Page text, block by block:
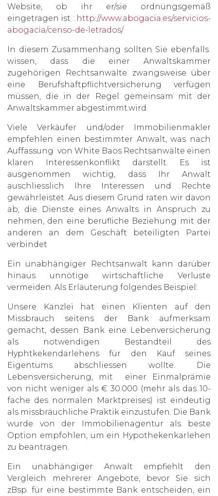
Website, ob ihr er/sie ordnungsgemäß
eingetragen ist : http://www.abogacia.es/servicios-
abogacia/censo-de-letrados/
In diesem Zusammenhang sollten Sie ebenfalls
wissen, dass die einer Anwaltskammer
zugehörigen Rechtsanwälte zwangsweise über
eine Berufshaftpflichtversicherung verfügen
müssen, die in der Regel gemeinsam mit der
Anwaltskammer abgestimmt.wird.
Viele Verkäufer und/oder Immobilienmakler
empfehlen einen bestimmter Anwalt, was nach
Auffassung von White Baos Rechtsanwälte einen
klaren Interessenkonflikt darstellt. Es ist
ausgenommen wichtig, dass Ihr Anwalt
auschliesslich Ihre Interessen und Rechte
gewährleistet. Aus diesem Grund raten wir davon
ab, die Dienste eines Anwalts in Anspruch zu
nehmen, den eine berufliche Beziehung mit der
anderen an dem Geschäft beteiligten Partei
verbindet
Ein unabhängiger Rechtsanwalt kann darüber
hinaus unnötige wirtschaftliche Verluste
vermeiden. Als Erläuterung folgendes Beispiel:
Unsere Kanzlei hat einen Klienten auf den
Missbrauch seitens der Bank aufmerksam
gemacht, dessen Bank eine Lebenversicherung
als notwendigen Bestandteil des
Hyphtkekendarlehens für den Kauf seines
Eigentums abschliessen wollte. Die
Lebensversicherung, mit einer Einmalprämie
von nicht weniger als € 30.000 (mehr als das 10-
fache des normalen Marktpreises) ist eindeutig
als missbräuchliche Praktik einzustufen. Die Bank
wurde von der Immobilienagentur als beste
Option empfohlen, um ein Hypothekenkarlehen
zu beantragen.
Ein unabhängiger Anwalt empfiehlt den
Vergleich mehrerer Angebote, bevor Sie sich
zBsp. für eine bestimmte Bank entscheiden, ein